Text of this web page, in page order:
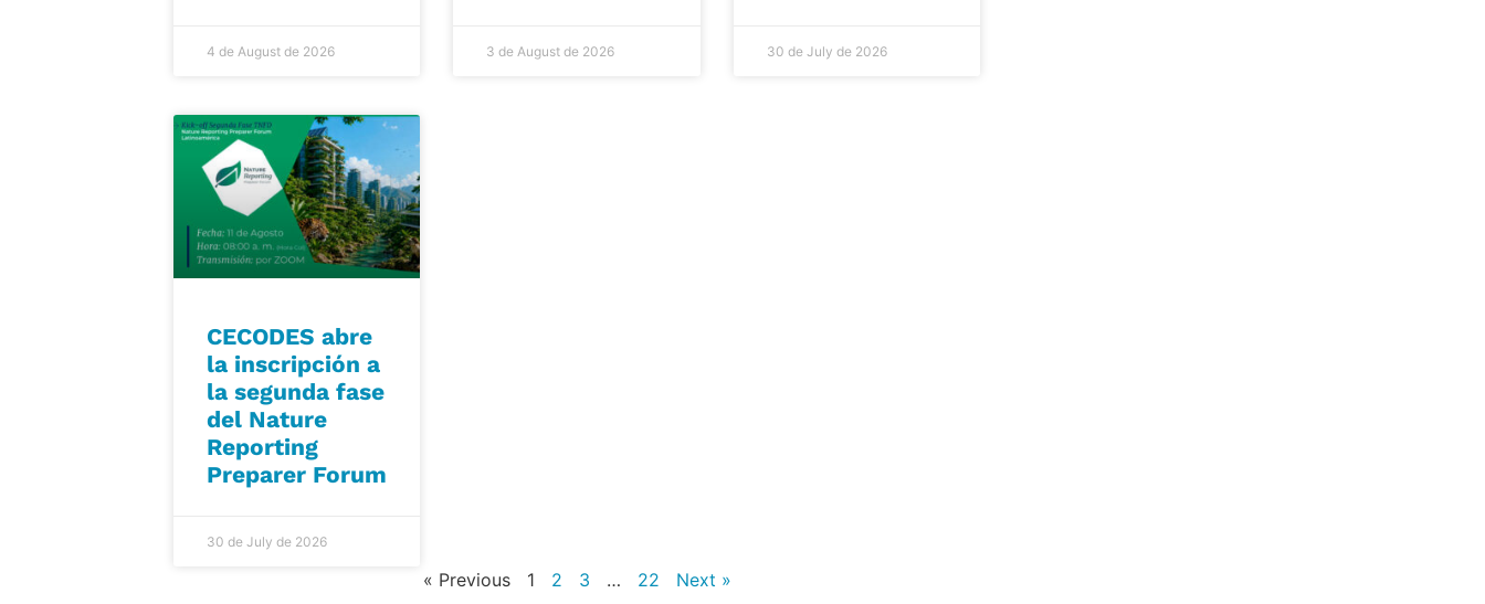
4 de August de 2026 3 de August de 2026 30 de July de 2026
CECODES abre
la inscripción a
la segunda fase
del Nature
Reporting
Preparer Forum
30 de July de 2026
« Previous 1 2 3 … 22 Next »